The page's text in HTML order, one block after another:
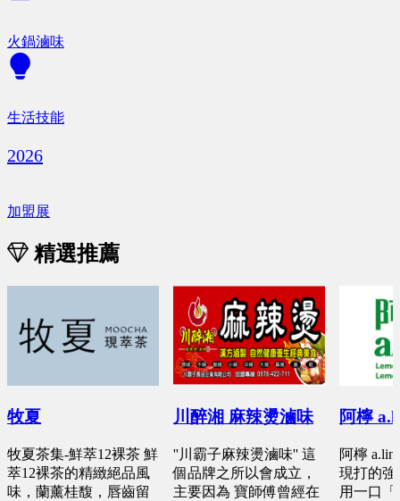
火鍋滷味
生活技能
2026
加盟展
精選推薦
牧夏
牧夏茶集-鮮萃12裸茶 鮮
萃12裸茶的精緻絕品風
味，蘭薰桂馥，唇齒留
川醉湘 麻辣燙滷味
''川霸子麻辣燙滷味'' 這
個品牌之所以會成立，
主要因為 寶師傅曾經在
阿檸
阿檸
現打的強
用一口